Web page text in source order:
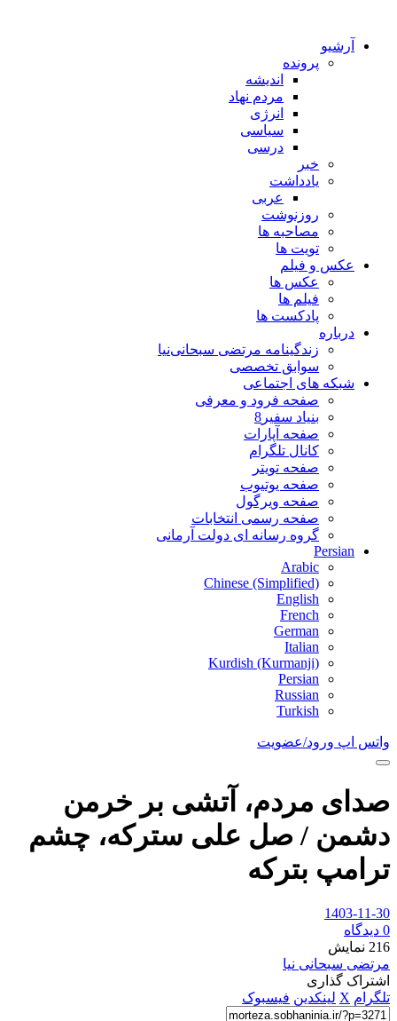
آرشیو
پرونده
اندیشه
مردم نهاد
انرژی
سیاسی
درسی
خبر
یادداشت
عربی
روزنوشت
مصاحبه ها
تویت ها
عکس و فیلم
عکس ها
فیلم ها
پادکست ها
درباره
زندگینامه مرتضی سبحانی‌نیا
سوابق تخصصی
شبکه های اجتماعی
صفحه فرود و معرفی
بنیاد سفیر8
صفحه آپارات
کانال تلگرام
صفحه تویتر
صفحه یوتیوب
صفحه ویرگول
صفحه رسمی انتخابات
گروه رسانه ای دولت آرمانی
Persian
Arabic
Chinese (Simplified)
English
French
German
Italian
Kurdish (Kurmanji)
Persian
Russian
Turkish
واتس اپ ورود/عضویت
صدای مردم، آتشی بر خرمن
دشمن / صل علی سترکه، چشم
ترامپ بترکه
1403-11-30
0 دیدگاه
216 نمایش
مرتضی سبحانی نیا
اشتراک گذاری
تلگرام X لینکدین فیسبوک